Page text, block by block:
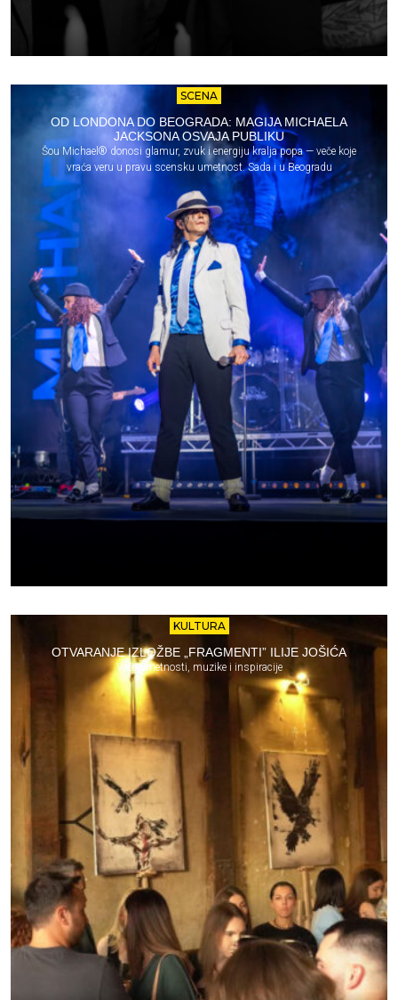
SCENA
OD LONDONA DO BEOGRADA: MAGIJA MICHAELA
JACKSONA OSVAJA PUBLIKU
Šou Michael® donosi glamur, zvuk i energiju kralja popa — veče koje
vraća veru u pravu scensku umetnost. Sada i u Beogradu
KULTURA
OTVARANJE IZLOŽBE „FRAGMENTI” ILIJE JOŠIĆA
Veče umetnosti, muzike i inspiracije